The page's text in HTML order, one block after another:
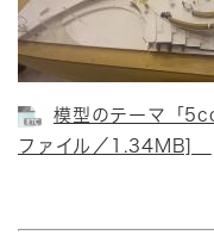
模型のテーマ「
ファイル／1.34MB]